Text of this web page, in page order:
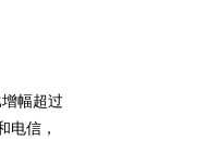
幅超过
电信，